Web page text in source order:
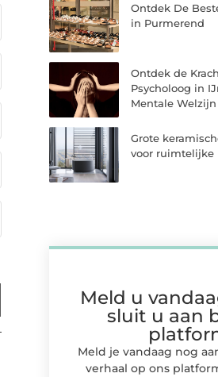
Ontdek De
in Purmerend
Ontdek de
Psycholoog in
Mentale Welzijn
Grote
voor ruimtelijke
Meld u
sluit u aan
Meld je vandaag nog
verhaal op ons